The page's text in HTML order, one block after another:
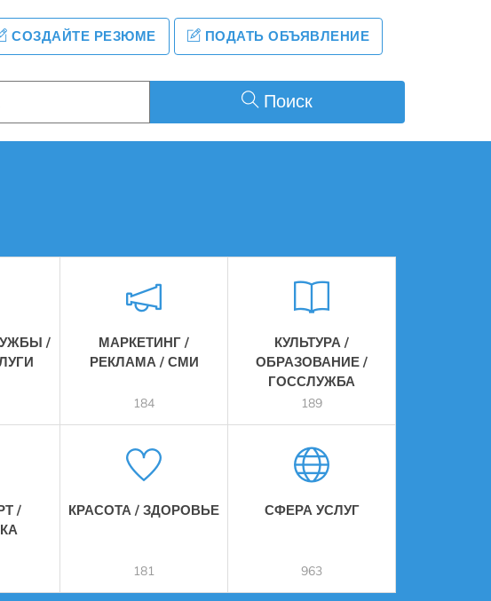
СОЗДАЙТЕ РЕЗЮМЕ ПОДАТЬ ОБЪЯВЛЕНИЕ
Поиск
/
МАРКЕТИНГ /
РЕКЛАМА / СМИ
184
КУЛЬТУРА /
ОБРАЗОВАНИЕ /
ГОССЛУЖБА
189
/
КРАСОТА / ЗДОРОВЬЕ
181
СФЕРА УСЛУГ
963